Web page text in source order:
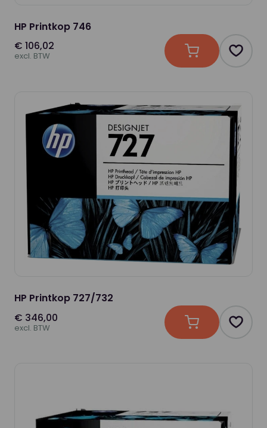
HP Printkop 746
€ 106,02
excl. BTW In winkelwagen
HP Printkop 727/732
€ 346,00
excl. BTW In winkelwagen